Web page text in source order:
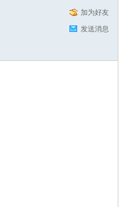
加为好友
发送消息